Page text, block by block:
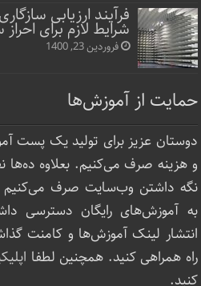
فرآیند ارزیابی
شرایط لازم برای
فروردین 23, 1400
حمایت از آموزش‌ها
دوستان عزیز برای تولید یک پست
و هزینه صرف می‌کنیم. بعلاوه ده‌ها
نگه داشتن وب‌سایت صرف ‌می‌کنیم
به آموزش‌های رایگان دسترسی
انتشار لینک‌ آموزش‌ها و کامنت
راه همراهی کنید. همچنین لطفا
کنید.